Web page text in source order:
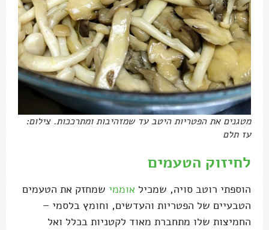
מטגנים את הפטריות היטב עד שמזהיבות ומתרככות. צילום:
עז תלם
לחיזוק הטעמים
הוספתי רוטב סויה, שמכיל אוממי שמחזק את הטעמים
הטבעיים של הפטריות והעדשים, וחומץ בלסמי –
החמיצות שלו מתחברת מאוד לקטניות בכלל ואל